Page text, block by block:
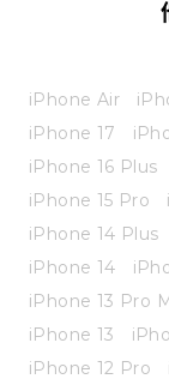
iPhone Air
iPhone 17
iPhone 16 Plus
iPhone 15 Pro
iPhone 14 Plus
iPhone 14
iPhone 13 Pro
iPhone 13
iPhone 12 Pro